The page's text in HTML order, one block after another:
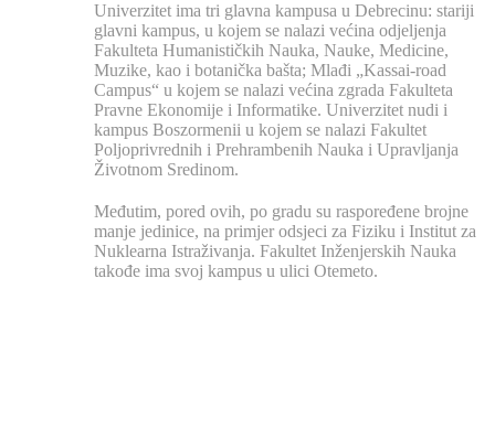
Univerzitet ima tri glavna kampusa u Debrecinu: stariji
glavni kampus, u kojem se nalazi većina odjeljenja
Fakulteta Humanističkih Nauka, Nauke, Medicine,
Muzike, kao i botanička bašta; Mlađi „Kassai-road
Campus“ u kojem se nalazi većina zgrada Fakulteta
Pravne Ekonomije i Informatike. Univerzitet nudi i
kampus Boszormenii u kojem se nalazi Fakultet
Poljoprivrednih i Prehrambenih Nauka i Upravljanja
Životnom Sredinom.
Međutim, pored ovih, po gradu su raspoređene brojne
manje jedinice, na primjer odsjeci za Fiziku i Institut za
Nuklearna Istraživanja. Fakultet Inženjerskih Nauka
takođe ima svoj kampus u ulici Otemeto.